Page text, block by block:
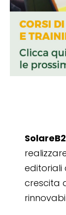
editoriali
crescita